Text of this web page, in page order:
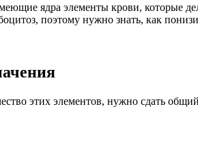
ядра элементы крови, которые
поэтому нужно знать, как
этих элементов, нужно сдать